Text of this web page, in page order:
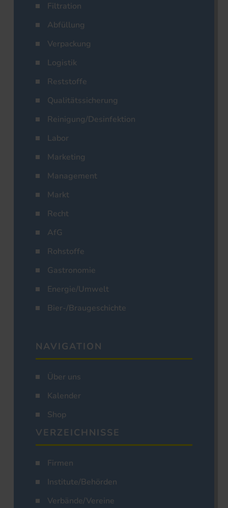
Filtration
Abfüllung
Verpackung
Logistik
Reststoffe
Qualitätssicherung
Reinigung/Desinfektion
Labor
Marketing
Management
Markt
Recht
AfG
Rohstoffe
Gastronomie
Energie/Umwelt
Bier-/Braugeschichte
NAVIGATION
Über uns
Kalender
Shop
VERZEICHNISSE
Firmen
Institute/Behörden
Verbände/Vereine